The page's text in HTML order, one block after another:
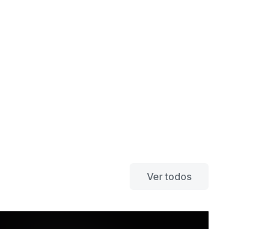
Ver todos